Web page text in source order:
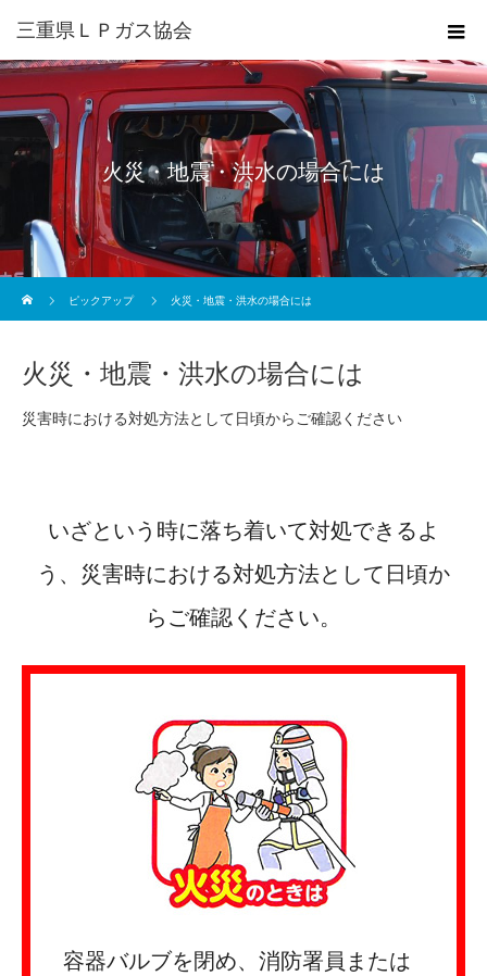
三重県ＬＰガス協会
火災・地震・洪水の場合には
ピックアップ
火災・地震・洪水の場合には
火災・地震・洪水の場合には
災害時における対処方法として日頃からご確認ください
いざという時に落ち着いて対処できるよ
う、災害時における対処方法として日頃か
らご確認ください。
容器バルブを閉め、消防署員または